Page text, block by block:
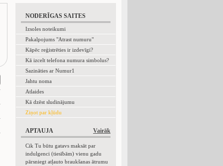
NODERĪGAS SAITES
Izsoles noteikumi
Pakalpojums "Atrast numuru"
Kāpēc reģistrēties ir izdevīgi?
Kā izcelt telefona numura simbolus?
Sazināties ar Numur1
Jahtu noma
Atlaides
Kā dzēst sludinājumu
Ziņot par kļūdu
Vairāk
APTAUJA
Cik Tu būtu gatavs maksāt par
indulgenci (tiesībām) vienu gadu
pārsniegt atļauto braukšanas ātrumu